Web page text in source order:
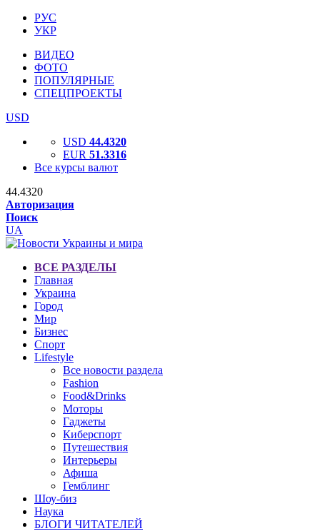
РУС
УКР
ВИДЕО
ФОТО
ПОПУЛЯРНЫЕ
СПЕЦПРОЕКТЫ
USD
USD 44.4320
EUR 51.3316
Все курсы валют
44.4320
Авторизация
Поиск
UA
ВСЕ РАЗДЕЛЫ
Главная
Украина
Город
Мир
Бизнес
Спорт
Lifestyle
Все новости раздела
Fashion
Food&Drinks
Моторы
Гаджеты
Киберспорт
Путешествия
Интерьеры
Афиша
Гемблинг
Шоу-биз
Наука
БЛОГИ ЧИТАТЕЛЕЙ